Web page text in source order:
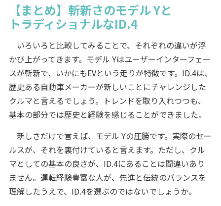
【まとめ】斬新さのモデル Yと
トラディショナルなID.4
いろいろと比較してみることで、それぞれの違いが浮
かび上がってきます。モデル Yはユーザーインターフェー
スが斬新で、いかにもEVという走りが特徴です。ID.4は、
歴史ある自動車メーカーが新しいことにチャレンジした
クルマと言えるでしょう。トレンドを取り入れつつも、
基本の部分では歴史と経験を感じることができました。
新しさだけで言えば、モデル Yの圧勝です。実際のセー
ルスが、それを裏付けていると言えます。ただし、クル
マとしての基本の良さが、ID.4にあることは間違いあり
ません。運転経験豊富な人が、先進と伝統のバランスを
理解したうえで、ID.4を選ぶのではないでしょうか。